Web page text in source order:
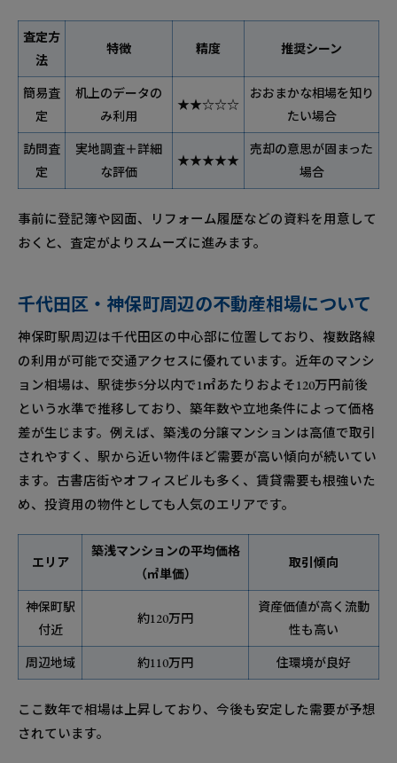
査定方
法
特徴 精度 推奨シーン
簡易査
定
机上のデータの
み利用
★★☆☆☆
おおまかな相場を知り
たい場合
訪問査
定
実地調査＋詳細
な評価
★★★★★
売却の意思が固まった
場合
事前に登記簿や図面、リフォーム履歴などの資料を用意して
おくと、査定がよりスムーズに進みます。
千代田区・神保町周辺の不動産相場について
神保町駅周辺は千代田区の中心部に位置しており、複数路線
の利用が可能で交通アクセスに優れています。近年のマンシ
ョン相場は、駅徒歩5分以内で1㎡あたりおよそ120万円前後
という水準で推移しており、築年数や立地条件によって価格
差が生じます。例えば、築浅の分譲マンションは高値で取引
されやすく、駅から近い物件ほど需要が高い傾向が続いてい
ます。古書店街やオフィスビルも多く、賃貸需要も根強いた
め、投資用の物件としても人気のエリアです。
エリア
築浅マンションの平均価格
（㎡単価）
取引傾向
神保町駅
付近
約120万円
資産価値が高く流動
性も高い
周辺地域 約110万円 住環境が良好
ここ数年で相場は上昇しており、今後も安定した需要が予想
されています。